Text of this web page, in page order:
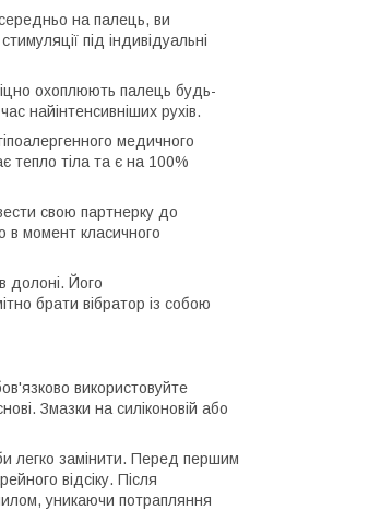
на палець, ви
під індивідуальні
охоплюють палець будь-
найінтенсивніших рухів.
медичного
тепло тіла та є на 100%
свою партнерку до
в момент класичного
долоні. Його
брати вібратор із собою
використовуйте
Змазки на силіконовій або
легко замінити. Перед першим
відсіку. Після
уникаючи потрапляння